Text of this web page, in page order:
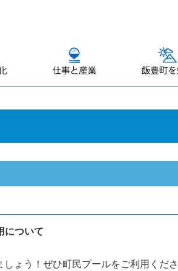
について
ょう！ぜひ町民プールをご利用くだ